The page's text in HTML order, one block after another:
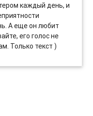
каждый день, и
А еще он любит
его голос не
Только текст )